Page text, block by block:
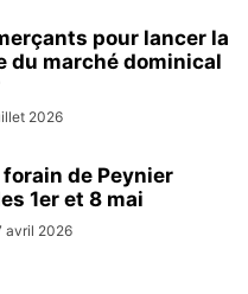
pour lancer la
du marché dominical
2026
de Peynier
1er et 8 mai
avril 2026